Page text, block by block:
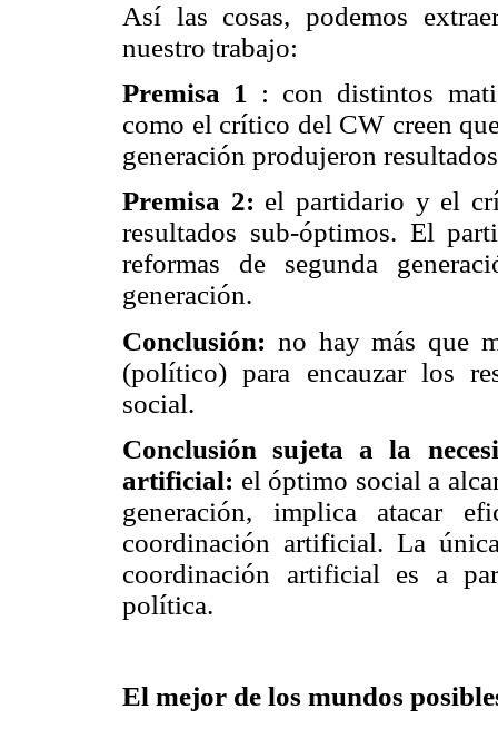
Así las cosas, podemos
nuestro trabajo:
Premisa 1 : con distintos
como el crítico del CW creen
generación produjeron
Premisa 2: el partidario y el
resultados sub-óptimos. El
reformas de segunda
generación.
Conclusión: no hay más que
(político) para encauzar los
social.
Conclusión sujeta a la
artificial: el óptimo social a
generación, implica atacar
coordinación artificial. La
coordinación artificial es a
política.
El mejor de los mundos